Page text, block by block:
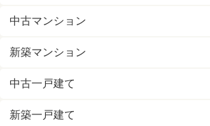
中古マンション
新築マンション
中古一戸建て
新築一戸建て